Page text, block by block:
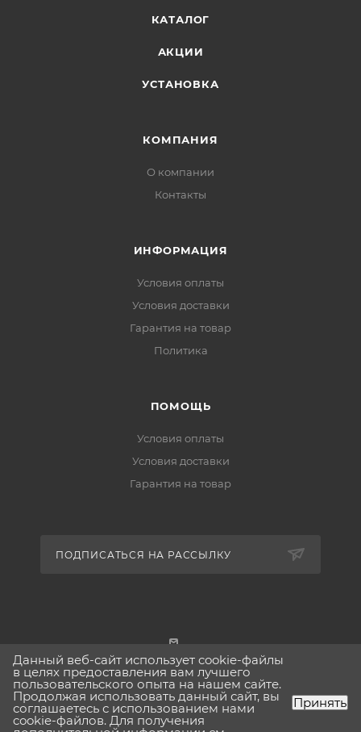
КАТАЛОГ
АКЦИИ
УСТАНОВКА
КОМПАНИЯ
О компании
Контакты
ИНФОРМАЦИЯ
Условия оплаты
Условия доставки
Гарантия на товар
Политика
ПОМОЩЬ
Условия оплаты
Условия доставки
Гарантия на товар
ПОДПИСАТЬСЯ НА РАССЫЛКУ
г. Москва
Данный веб-сайт использует cookie-файлы
в целях предоставления вам лучшего
пользовательского опыта на нашем сайте.
Продолжая использовать данный сайт, вы
соглашаетесь с использованием нами
cookie-файлов. Для получения
Принять